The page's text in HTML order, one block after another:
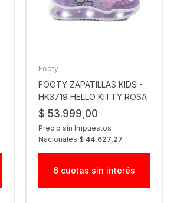
Footy
FOOTY ZAPATILLAS KIDS -
HK3719 HELLO KITTY ROSA
$ 53.999,00
Precio sin Impuestos
Nacionales $ 44.627,27
6 cuotas sin interés